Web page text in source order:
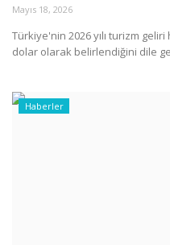
Araştırma - İnceleme
Röportajlar
Mayıs 18, 2026
Türkiye'nin 2026 yılı turizm
dolar olarak belirlendiğini dile
Haberler